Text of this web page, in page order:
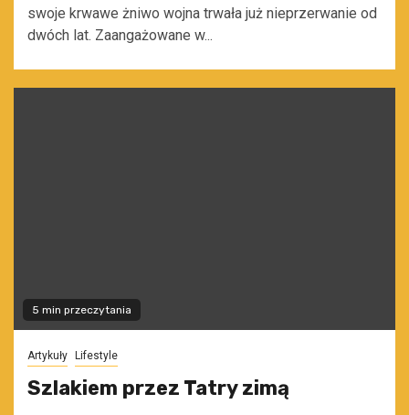
swoje krwawe żniwo wojna trwała już nieprzerwanie od
dwóch lat. Zaangażowane w...
5 min przeczytania
Artykuły Lifestyle
Szlakiem przez Tatry zimą